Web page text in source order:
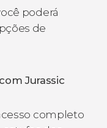
poderá
de
Jurassic
completo